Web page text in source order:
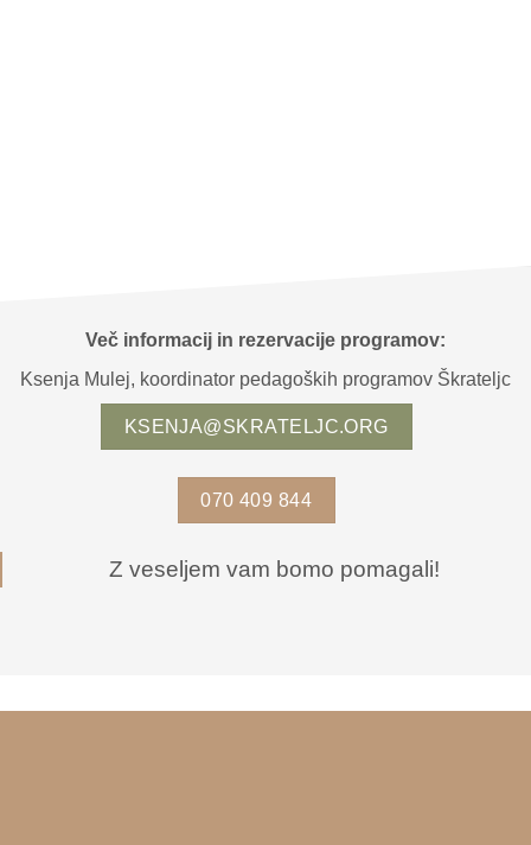
Več informacij in rezervacije programov:
Ksenja Mulej, koordinator pedagoških programov Škrateljc
KSENJA@SKRATELJC.ORG
070 409 844
Z veseljem vam bomo pomagali!